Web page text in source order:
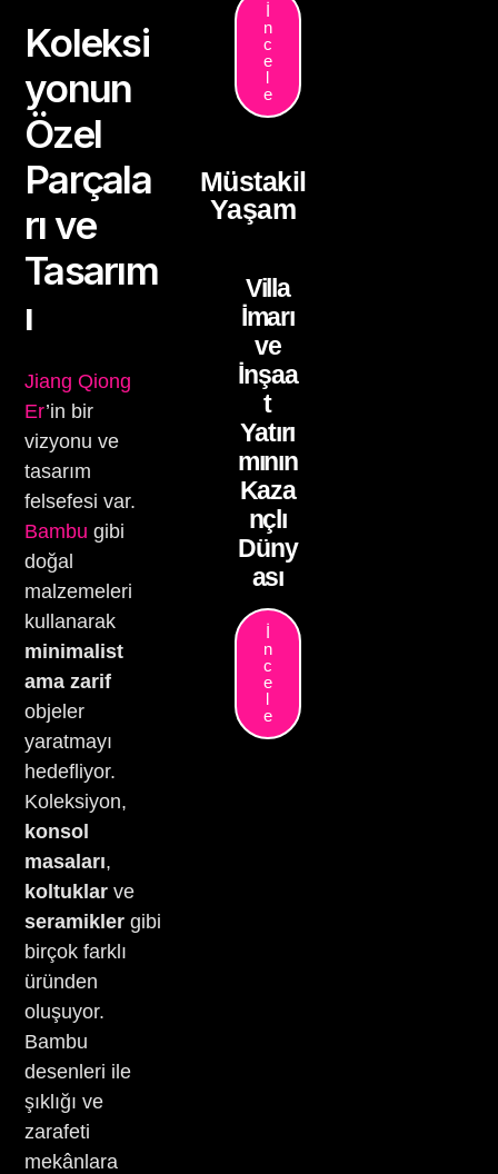
Koleksi
yonun
Özel
Parçala
rı ve
Tasarım
ı
Jiang Qiong
Er’in bir
vizyonu ve
tasarım
felsefesi var.
Bambu gibi
doğal
malzemeleri
kullanarak
minimalist
ama zarif
objeler
yaratmayı
hedefliyor.
Koleksiyon,
konsol
masaları,
koltuklar ve
seramikler gibi
birçok farklı
üründen
oluşuyor.
Bambu
desenleri ile
şıklığı ve
zarafeti
mekânlara
İ
n
c
e
l
e
Müstakil
Yaşam
Villa
İmarı
ve
İnşaa
t
Yatırı
mının
Kaza
nçlı
Düny
ası
İ
n
c
e
l
e